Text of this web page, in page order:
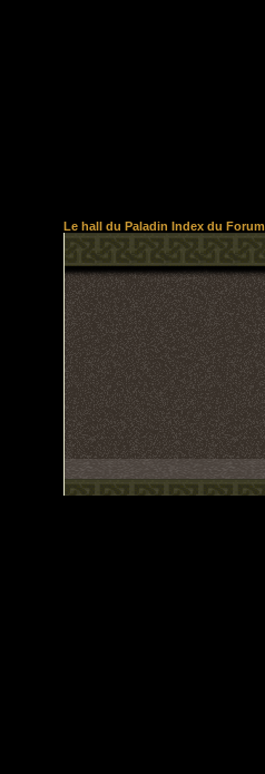
Le hall du Paladin Index du Forum